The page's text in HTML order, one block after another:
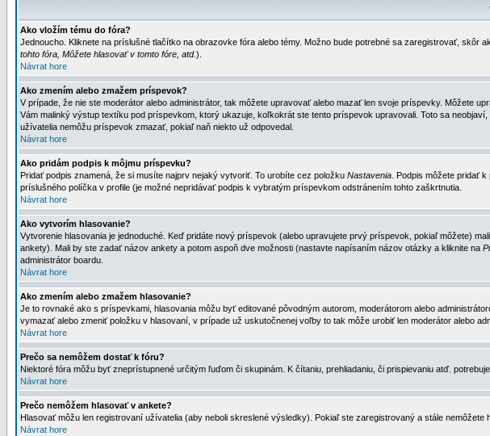
Ako vložím tému do fóra?
Jednoucho. Kliknete na príslušné tlačítko na obrazovke fóra alebo témy. Možno bude potrebné sa zaregistrovať, skôr
tohto fóra, Môžete hlasovať v tomto fóre, atd.).
Návrat hore
Ako zmením alebo zmažem príspevok?
V prípade, že nie ste moderátor alebo administrátor, tak môžete upravovať alebo mazať len svoje príspevky. Môžete
Vám malinký výstup textíku pod príspevkom, ktorý ukazuje, koľkokrát ste tento príspevok upravovali. Toto sa
užívatelia nemôžu príspevok zmazať, pokiaľ naň niekto už odpovedal.
Návrat hore
Ako pridám podpis k môjmu príspevku?
Pridať podpis znamená, že si musíte najprv nejaký vytvoriť. To urobíte cez položku Nastavenia . Podpis môžete pridať
príslušného políčka v profile (je možné nepridávať podpis k vybratým príspevkom odstránením tohto zaškrtnutia.
Návrat hore
Ako vytvorím hlasovanie?
Vytvorenie hlasovania je jednoduché. Keď pridáte nový príspevok (alebo upravujete prvý príspevok, pokiaľ môžete)
ankety). Mali by ste zadať názov ankety a potom aspoň dve možnosti (nastavte napísaním názov otázky a kliknite na
administrátor boardu.
Návrat hore
Ako zmením alebo zmažem hlasovanie?
Je to rovnaké ako s príspevkami, hlasovania môžu byť editované pôvodným autorom, moderátorom alebo
vymazať alebo zmeniť položku v hlasovaní, v prípade už uskutočnenej voľby to tak môže urobiť len moderátor alebo
Návrat hore
Prečo sa nemôžem dostať k fóru?
Niektoré fóra môžu byť zneprístupnené určitým ľuďom či skupinám. K čítaniu, prehliadaniu, či prispievaniu atď.
Návrat hore
Prečo nemôžem hlasovať v ankete?
Hlasovať môžu len registrovaní užívatelia (aby neboli skreslené výsledky). Pokiaľ ste zaregistrovaný a stále
Návrat hore